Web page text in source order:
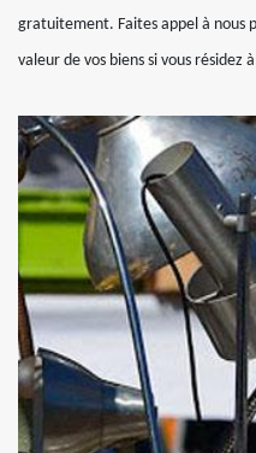
gratuitement. Faites appel à nous
valeur de vos biens si vous résidez